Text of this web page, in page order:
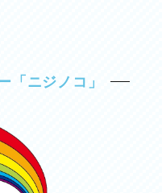
「ニジノコ」